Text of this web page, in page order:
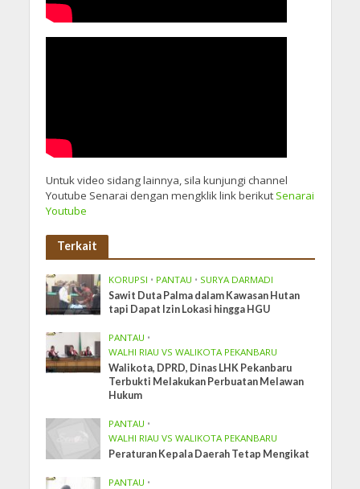
Untuk video sidang lainnya, sila kunjungi channel
Youtube Senarai dengan mengklik link berikutSenarai
Youtube
Terkait
KORUPSI • PANTAU • SURYA DARMADI
Sawit Duta Palma dalam Kawasan Hutan
tapi Dapat Izin Lokasi hingga HGU
PANTAU •
WALHI RIAU VS WALIKOTA PEKANBARU
Walikota, DPRD, Dinas LHK Pekanbaru
Terbukti Melakukan Perbuatan Melawan
Hukum
PANTAU •
WALHI RIAU VS WALIKOTA PEKANBARU
Peraturan Kepala Daerah Tetap Mengikat
PANTAU •